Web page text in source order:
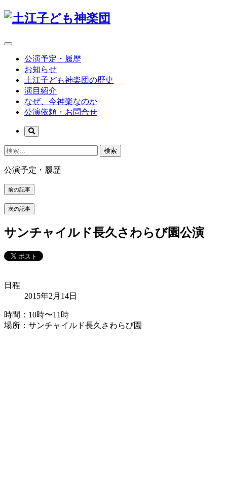
公演予定・履歴
お知らせ
土江子ども神楽団の歴史
演目紹介
なぜ、今神楽なのか
公演依頼・お問合せ
検索
公演予定・履歴
前の記事
次の記事
サンチャイルド長久さわらび園公演
日程
2015年2月14日
時間：10時〜11時
場所：サンチャイルド長久さわらび園